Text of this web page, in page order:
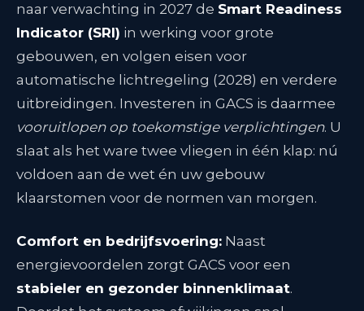
naar verwachting in 2027 de Smart Readiness
Indicator (SRI) in werking voor grote
gebouwen, en volgen eisen voor
automatische lichtregeling (2028) en verdere
uitbreidingen. Investeren in GACS is daarmee
vooruitlopen op toekomstige verplichtingen. U
slaat als het ware twee vliegen in één klap: nú
voldoen aan de wet én uw gebouw
klaarstomen voor de normen van morgen.
Comfort en bedrijfsvoering: Naast
energievoordelen zorgt GACS voor een
stabieler en gezonder binnenklimaat.